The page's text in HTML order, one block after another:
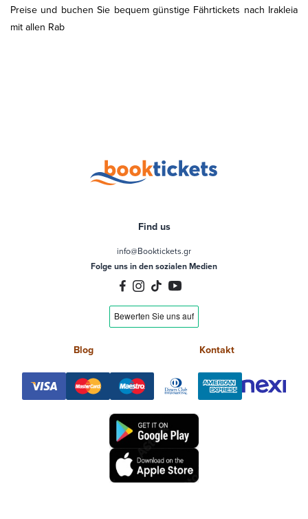
Preise und buchen Sie bequem günstige Fährtickets nach Irakleia
mit allen Rab
Find us
info@Booktickets.gr
Folge uns in den sozialen Medien
Blog Kontakt